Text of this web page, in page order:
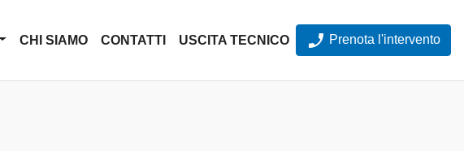
CHI SIAMO CONTATTI USCITA TECNICO Prenota l'intervento